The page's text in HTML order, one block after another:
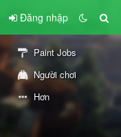
Đăng nhập
Paint Jobs
Người chơi
Hơn